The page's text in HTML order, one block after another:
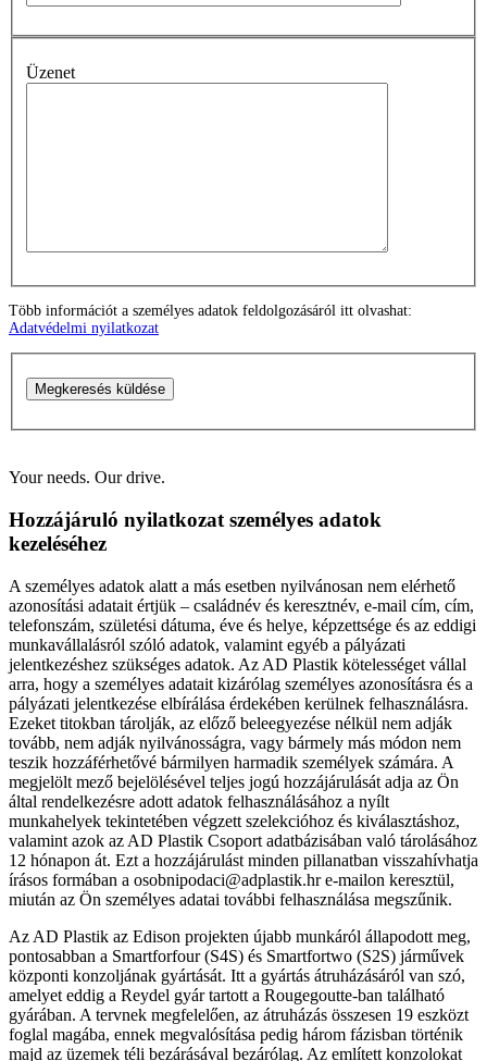
Üzenet
Több információt a személyes adatok feldolgozásáról itt olvashat:
Adatvédelmi nyilatkozat
Megkeresés küldése
Your needs. Our drive.
Hozzájáruló nyilatkozat személyes adatok
kezeléséhez
A személyes adatok alatt a más esetben nyilvánosan nem elérhető
azonosítási adatait értjük – családnév és keresztnév, e-mail cím, cím,
telefonszám, születési dátuma, éve és helye, képzettsége és az eddigi
munkavállalásról szóló adatok, valamint egyéb a pályázati
jelentkezéshez szükséges adatok. Az AD Plastik kötelességet vállal
arra, hogy a személyes adatait kizárólag személyes azonosításra és a
pályázati jelentkezése elbírálása érdekében kerülnek felhasználásra.
Ezeket titokban tárolják, az előző beleegyezése nélkül nem adják
tovább, nem adják nyilvánosságra, vagy bármely más módon nem
teszik hozzáférhetővé bármilyen harmadik személyek számára. A
megjelölt mező bejelölésével teljes jogú hozzájárulását adja az Ön
által rendelkezésre adott adatok felhasználásához a nyílt
munkahelyek tekintetében végzett szelekcióhoz és kiválasztáshoz,
valamint azok az AD Plastik Csoport adatbázisában való tárolásához
12 hónapon át. Ezt a hozzájárulást minden pillanatban visszahívhatja
írásos formában a osobnipodaci@adplastik.hr e-mailon keresztül,
miután az Ön személyes adatai további felhasználása megszűnik.
Az AD Plastik az Edison projekten újabb munkáról állapodott meg,
pontosabban a Smartforfour (S4S) és Smartfortwo (S2S) járművek
központi konzoljának gyártását. Itt a gyártás átruházásáról van szó,
amelyet eddig a Reydel gyár tartott a Rougegoutte-ban található
gyárában. A tervnek megfelelően, az átruházás összesen 19 eszközt
foglal magába, ennek megvalósítása pedig három fázisban történik
majd az üzemek téli bezárásával bezárólag. Az említett konzolokat